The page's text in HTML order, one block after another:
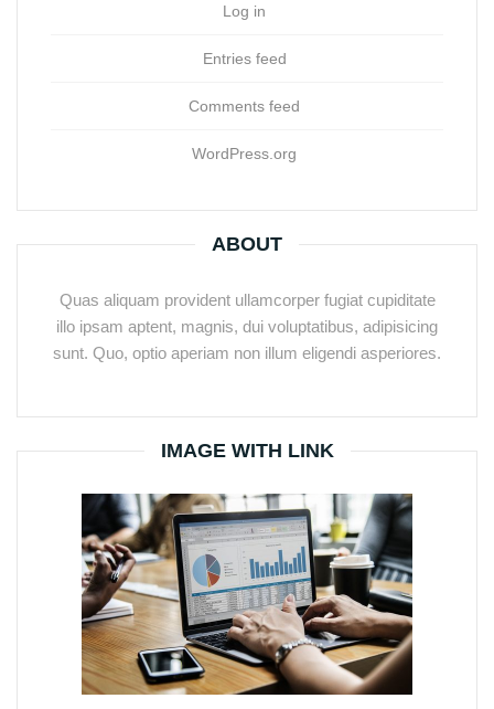
Log in
Entries feed
Comments feed
WordPress.org
ABOUT
Quas aliquam provident ullamcorper fugiat cupiditate
illo ipsam aptent, magnis, dui voluptatibus, adipisicing
sunt. Quo, optio aperiam non illum eligendi asperiores.
IMAGE WITH LINK